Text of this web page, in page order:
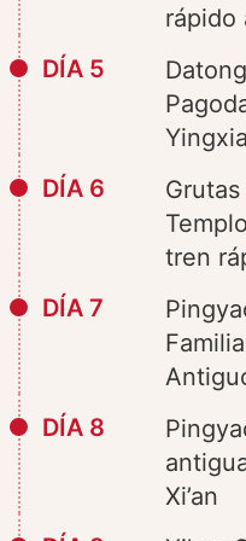
rápido
DÍA 5
DÍA 6
tren
DÍA 7
DÍA 8
Xi’an